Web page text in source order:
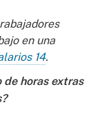
en una
14.
de horas extras